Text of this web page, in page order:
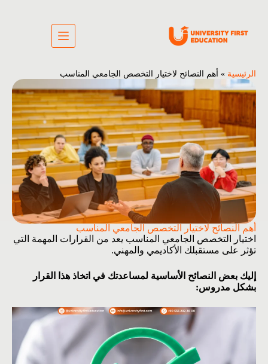
الرئيسية » أهم النصائح لاختيار التخصص الجامعي المناسب
أهم النصائح لاختيار التخصص الجامعي المناسب
اختيار التخصص الجامعي المناسب يعد من القرارات المهمة التي
تؤثر على مستقبلك الأكاديمي والمهني.
إليك بعض النصائح الأساسية لمساعدتك في اتخاذ هذا القرار
بشكل مدروس: